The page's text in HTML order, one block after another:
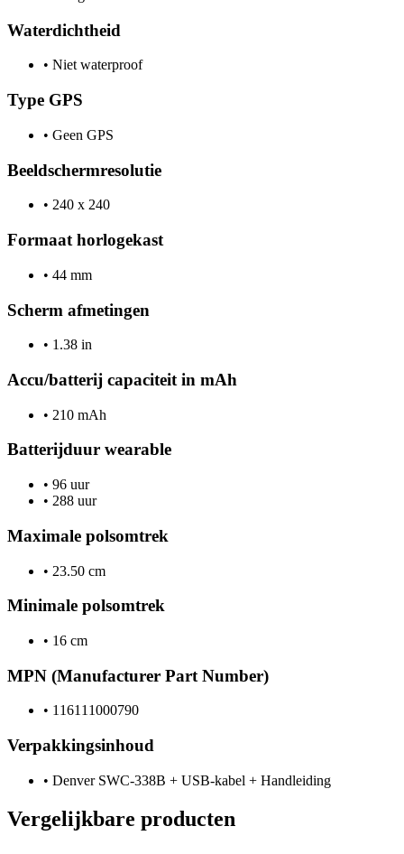
Waterdichtheid
• Niet waterproof
Type GPS
• Geen GPS
Beeldschermresolutie
• 240 x 240
Formaat horlogekast
• 44 mm
Scherm afmetingen
• 1.38 in
Accu/batterij capaciteit in mAh
• 210 mAh
Batterijduur wearable
• 96 uur
• 288 uur
Maximale polsomtrek
• 23.50 cm
Minimale polsomtrek
• 16 cm
MPN (Manufacturer Part Number)
• 116111000790
Verpakkingsinhoud
• Denver SWC-338B + USB-kabel + Handleiding
Vergelijkbare producten